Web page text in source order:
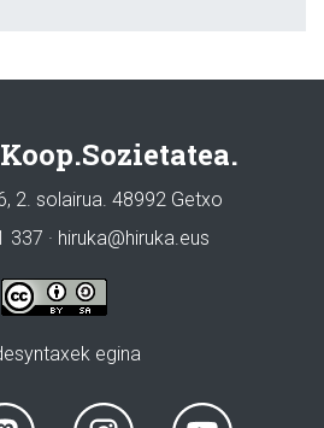
2. solairua. 48992 Getxo
337 · hiruka@hiruka.eus
egina